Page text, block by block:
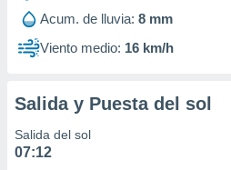
Acum. de lluvia: 8 mm
Viento medio: 16 km/h
Salida y Puesta del sol
Salida del sol
07:12